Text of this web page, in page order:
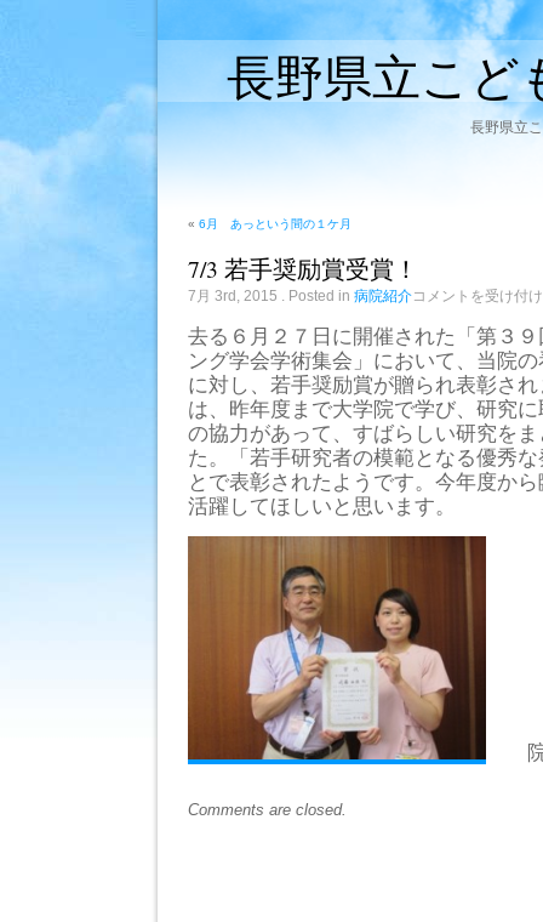
長野県立こど
長野県立
« 6月 あっという間の１ケ月
7/3 若手奨励賞受賞！
7月 3rd, 2015 . Posted in 病院紹介7/3
奨
励
賞
受
賞！
は
コメントを受け付
去る６月２７日に開催された「第３
ング学会学術集会」において、当院
に対し、若手奨励賞が贈られ表彰さ
は、昨年度まで大学院で学び、研究
の協力があって、すばらしい研究を
た。「若手研究者の模範となる優秀
とで表彰されたようです。今年度か
活躍してほしいと思います。
院
Comments are closed.